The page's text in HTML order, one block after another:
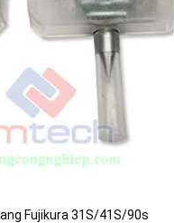
Fujikura 31S/41S/90s